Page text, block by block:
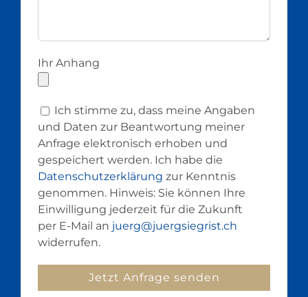
Ihr Anhang
Ich stimme zu, dass meine Angaben
und Daten zur Beantwortung meiner
Anfrage elektronisch erhoben und
gespeichert werden. Ich habe die
Datenschutzerklärung zur Kenntnis
genommen. Hinweis: Sie können Ihre
Einwilligung jederzeit für die Zukunft
per E-Mail an juerg@juergsiegrist.ch
widerrufen.